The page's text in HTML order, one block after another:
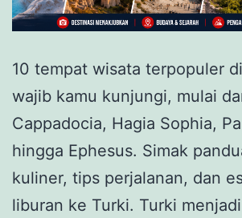
10 tempat wisata terpopuler
wajib kamu kunjungi, mulai
Cappadocia, Hagia Sophia,
hingga Ephesus. Simak
kuliner, tips perjalanan, dan
liburan ke Turki. Turki